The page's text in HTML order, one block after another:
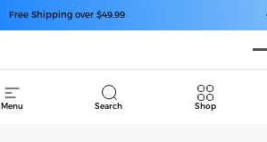
Free Shipping over $49.99
スライドショーを一時停止
Menu Search Shop